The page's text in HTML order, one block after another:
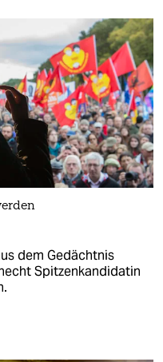
dem Gedächtnis
Spitzenkandidatin